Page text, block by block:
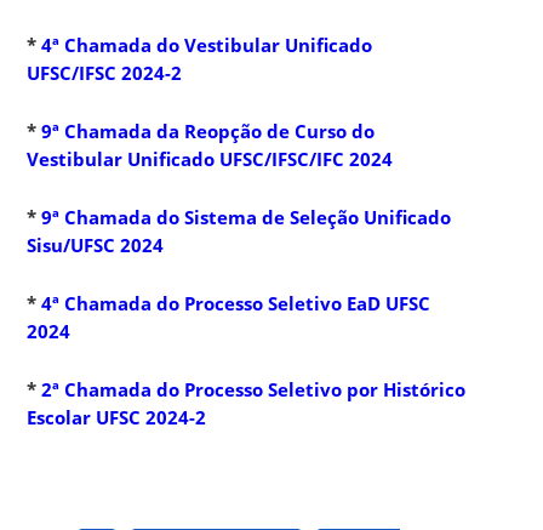
*4ª Chamada do Vestibular Unificado
UFSC/IFSC 2024-2
*9ª Chamada da Reopção de Curso do
Vestibular Unificado UFSC/IFSC/IFC 2024
*9ª Chamada do Sistema de Seleção Unificado
Sisu/UFSC 2024
*4ª Chamada do Processo Seletivo EaD UFSC
2024
* 2ª Chamada do Processo Seletivo por Histórico
Escolar UFSC 2024-2